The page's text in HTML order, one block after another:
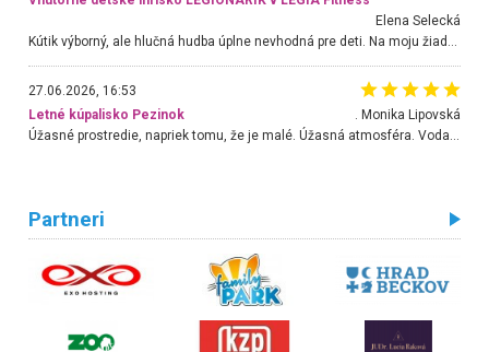
Elena Selecká
27.06.2026, 16:53
Letné kúpalisko Pezinok
. Monika Lipovská
Úžasné prostredie, napriek tomu, že je malé. Úžasná atmosféra. Voda fantastická a nádherná. Ľudí je pomerne veľa, ale su mili a ohľaduplní. Je veľmi zaujímavé sledovať, ako dokážu spolu športovať cudzí ľudia a bez ohľadu na vek. Vládne tu pohoda. Vnuka neviem dostať z vody. Ďakujem za krásny deň . Urcite sa sem vrátim. Jediný problém je s parkovaním, ale aj ten sa mi podarilo vyriešiť. Monika Bratislava
Partneri